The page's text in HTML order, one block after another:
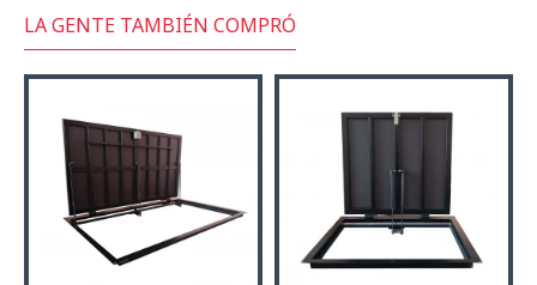
LA GENTE TAMBIÉN COMPRÓ